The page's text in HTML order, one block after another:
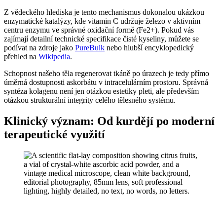
Z vědeckého hlediska je tento mechanismus dokonalou ukázkou
enzymatické katalýzy, kde vitamin C udržuje železo v aktivním
centru enzymu ve správné oxidační formě (Fe2+). Pokud vás
zajímají detailní technické specifikace čisté kyseliny, můžete se
podívat na zdroje jako PureBulk nebo hlubší encyklopedický
přehled na Wikipedia.
Schopnost našeho těla regenerovat tkáně po úrazech je tedy přímo
úměrná dostupnosti askorbátu v intracelulárním prostoru. Správná
syntéza kolagenu není jen otázkou estetiky pleti, ale především
otázkou strukturální integrity celého tělesného systému.
Klinický význam: Od kurdějí po moderní
terapeutické využití